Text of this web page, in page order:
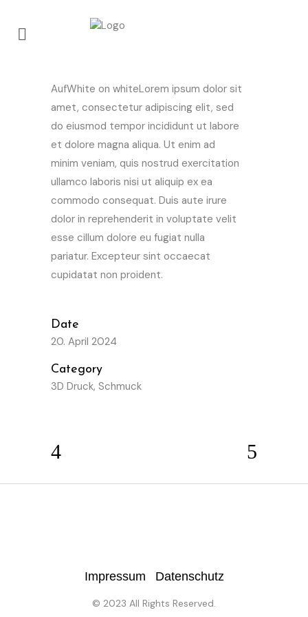
AufWhite on whiteLorem ipsum dolor sit
amet, consectetur adipiscing elit, sed
do eiusmod tempor incididunt ut labore
et dolore magna aliqua. Ut enim ad
minim veniam, quis nostrud exercitation
ullamco laboris nisi ut aliquip ex ea
commodo consequat. Duis aute irure
dolor in reprehenderit in voluptate velit
esse cillum dolore eu fugiat nulla
pariatur. Excepteur sint occaecat
cupidatat non proident.
Date
20. April 2024
Category
3D Druck, Schmuck
Impressum Datenschutz
© 2023 All Rights Reserved.